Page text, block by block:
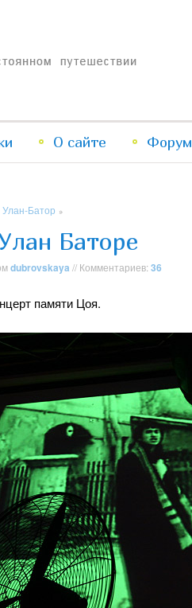
Перейти
содержимому
Перейти
содержимому
О сайте Форум
Улан-Батор »
Баторе
dubrovskaya // Комментариев: 36
памяти Цоя.